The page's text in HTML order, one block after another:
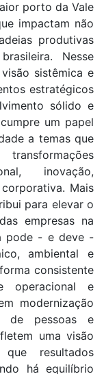
porto da Vale
impactam não
produtivas
Nesse
sistêmica e
estratégicos
sólido e
cumpre um papel
a temas que
inovação,
Mais
para elevar o
empresas na
pode - e deve -
ambiental e
consistente
operacional e
modernização
de pessoas e
uma visão
resultados
há equilíbrio